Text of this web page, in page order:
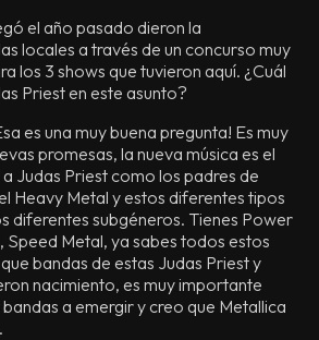
el año pasado dieron la
locales a través de un concurso muy
los 3 shows que tuvieron aquí. ¿Cuál
Priest en este asunto?
es una muy buena pregunta! Es muy
promesas, la nueva música es el
Judas Priest como los padres de
Heavy Metal y estos diferentes tipos
diferentes subgéneros. Tienes Power
Speed Metal, ya sabes todos estos
bandas de estas Judas Priest y
nacimiento, es muy importante
a emergir y creo que Metallica